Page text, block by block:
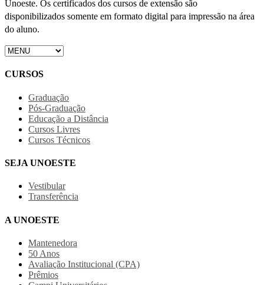
Unoeste. Os certificados dos cursos de extensão são
disponibilizados somente em formato digital para impressão na área
do aluno.
CURSOS
Graduação
Pós-Graduação
Educação a Distância
Cursos Livres
Cursos Técnicos
SEJA UNOESTE
Vestibular
Transferência
A UNOESTE
Mantenedora
50 Anos
Avaliação Institucional (CPA)
Prêmios